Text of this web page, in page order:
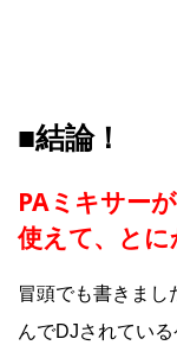
■結論！
PAミキサー
使えて、とに
冒頭でも書きまし
んでDJされている